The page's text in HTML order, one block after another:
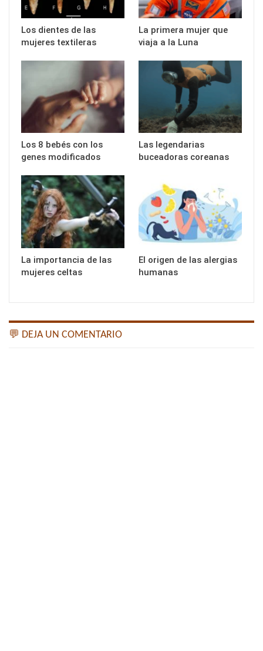
Los dientes de las
mujeres textileras
La primera mujer que
viaja a la Luna
Los 8 bebés con los
genes modificados
Las legendarias
buceadoras coreanas
La importancia de las
mujeres celtas
El origen de las alergias
humanas
💬 DEJA UN COMENTARIO